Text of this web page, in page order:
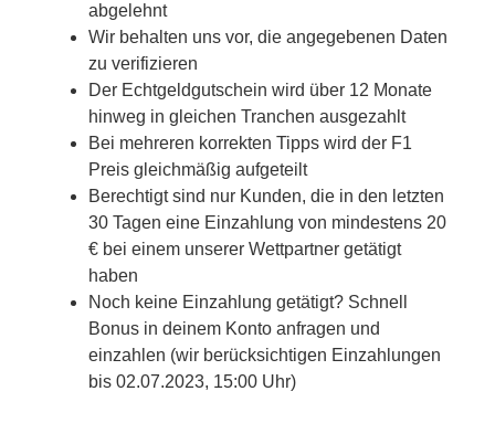
abgelehnt
Wir behalten uns vor, die angegebenen Daten
zu verifizieren
Der Echtgeldgutschein wird über 12 Monate
hinweg in gleichen Tranchen ausgezahlt
Bei mehreren korrekten Tipps wird der F1
Preis gleichmäßig aufgeteilt
Berechtigt sind nur Kunden, die in den letzten
30 Tagen eine Einzahlung von mindestens 20
€ bei einem unserer Wettpartner getätigt
haben
Noch keine Einzahlung getätigt? Schnell
Bonus in deinem Konto anfragen und
einzahlen (wir berücksichtigen Einzahlungen
bis 02.07.2023, 15:00 Uhr)